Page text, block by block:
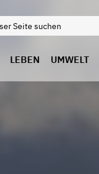
LEBEN UMWELT